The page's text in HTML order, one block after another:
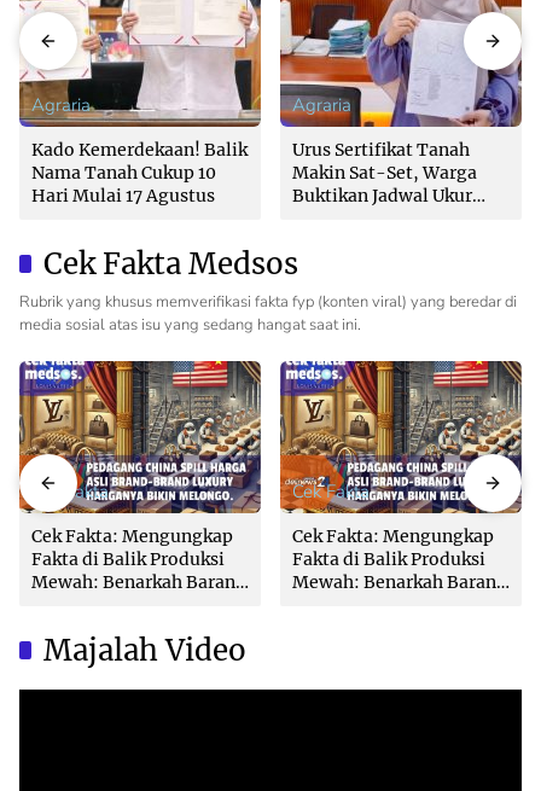
Agraria
Kado Kemerdekaan! Balik
Nama Tanah Cukup 10
Hari Mulai 17 Agustus
Agraria
Urus Sertifikat Tanah
Makin Sat-Set, Warga
Buktikan Jadwal Ukur
Cek Fakta Medsos
Rubrik yang khusus memverifikasi fakta fyp (konten viral) yang beredar di
media sosial atas isu yang sedang hangat saat ini.
Cek Fakta
Cek Fakta: Mengungkap
Fakta di Balik Produksi
Mewah: Benarkah Barang
Cek Fakta
Cek Fakta: Mengungkap
Fakta di Balik Produksi
Mewah: Benarkah Barang
Majalah Video